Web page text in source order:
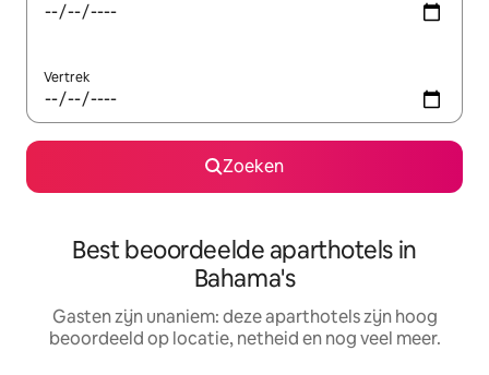
Vertrek
Zoeken
Best beoordeelde aparthotels in
Bahama's
Gasten zijn unaniem: deze aparthotels zijn hoog
beoordeeld op locatie, netheid en nog veel meer.